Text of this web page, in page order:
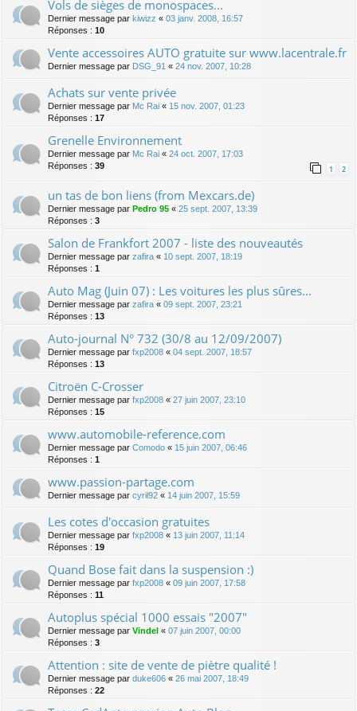
Vols de sièges de monospaces...
Dernier message par kiwizz « 03 janv. 2008, 16:57
Réponses : 10
Vente accessoires AUTO gratuite sur www.lacentrale.fr
Dernier message par DSG_91 « 24 nov. 2007, 10:28
Achats sur vente privée
Dernier message par Mc Rai « 15 nov. 2007, 01:23
Réponses : 17
Grenelle Environnement
Dernier message par Mc Rai « 24 oct. 2007, 17:03
Réponses : 39 1 2
un tas de bon liens (from Mexcars.de)
Dernier message par Pedro 95 « 25 sept. 2007, 13:39
Réponses : 3
Salon de Frankfort 2007 - liste des nouveautés
Dernier message par zafira « 10 sept. 2007, 18:19
Réponses : 1
Auto Mag (Juin 07) : Les voitures les plus sûres...
Dernier message par zafira « 09 sept. 2007, 23:21
Réponses : 13
Auto-journal N° 732 (30/8 au 12/09/2007)
Dernier message par fxp2008 « 04 sept. 2007, 18:57
Réponses : 13
Citroën C-Crosser
Dernier message par fxp2008 « 27 juin 2007, 23:10
Réponses : 15
www.automobile-reference.com
Dernier message par Comodo « 15 juin 2007, 06:46
Réponses : 1
www.passion-partage.com
Dernier message par cyril92 « 14 juin 2007, 15:59
Les cotes d'occasion gratuites
Dernier message par fxp2008 « 13 juin 2007, 11:14
Réponses : 19
Quand Bose fait dans la suspension :)
Dernier message par fxp2008 « 09 juin 2007, 17:58
Réponses : 11
Autoplus spécial 1000 essais "2007"
Dernier message par Vindel « 07 juin 2007, 00:00
Réponses : 3
Attention : site de vente de piètre qualité !
Dernier message par duke606 « 26 mai 2007, 18:49
Réponses : 22